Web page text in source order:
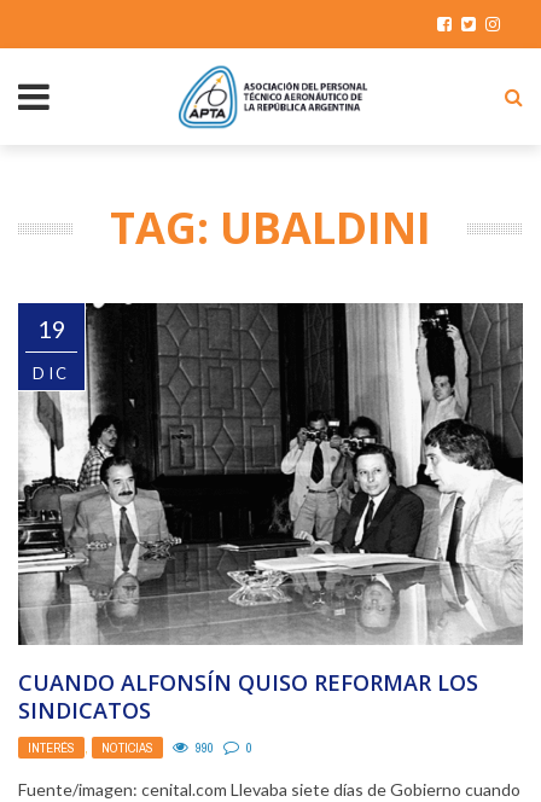
TAG: UBALDINI
19
DIC
CUANDO ALFONSÍN QUISO REFORMAR LOS
SINDICATOS
INTERÉS , NOTICIAS 990 0
Fuente/imagen: cenital.com Llevaba siete días de Gobierno cuando